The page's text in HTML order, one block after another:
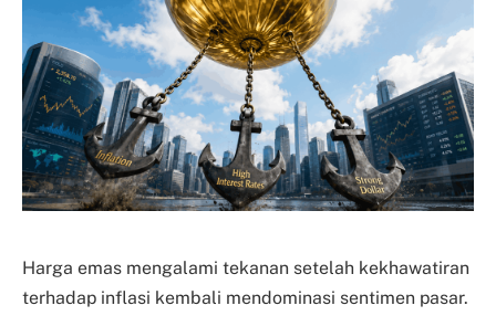
Harga emas mengalami tekanan setelah kekhawatiran
terhadap inflasi kembali mendominasi sentimen pasar.